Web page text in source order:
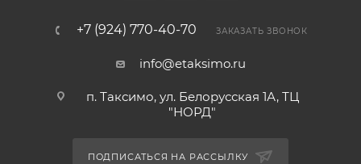
+7 (924) 770-40-70 ЗАКАЗАТЬ ЗВОНОК
info@etaksimo.ru
п. Таксимо, ул. Белорусская 1А, ТЦ
"НОРД"
ПОДПИСАТЬСЯ НА РАССЫЛКУ